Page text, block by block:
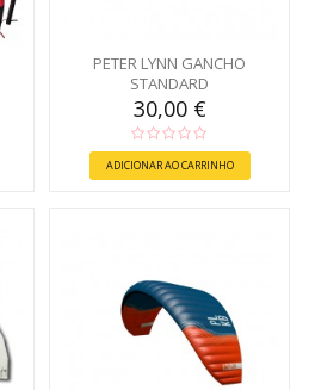
PETER LYNN GANCHO
STANDARD
30,00 €
ADICIONAR AO CARRINHO